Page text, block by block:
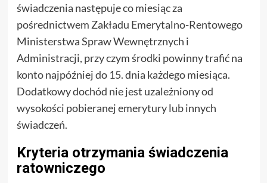
świadczenia następuje co miesiąc za
pośrednictwem Zakładu Emerytalno-Rentowego
Ministerstwa Spraw Wewnętrznych i
Administracji, przy czym środki powinny trafić na
konto najpóźniej do 15. dnia każdego miesiąca.
Dodatkowy dochód nie jest uzależniony od
wysokości pobieranej emerytury lub innych
świadczeń.
Kryteria otrzymania świadczenia
ratowniczego